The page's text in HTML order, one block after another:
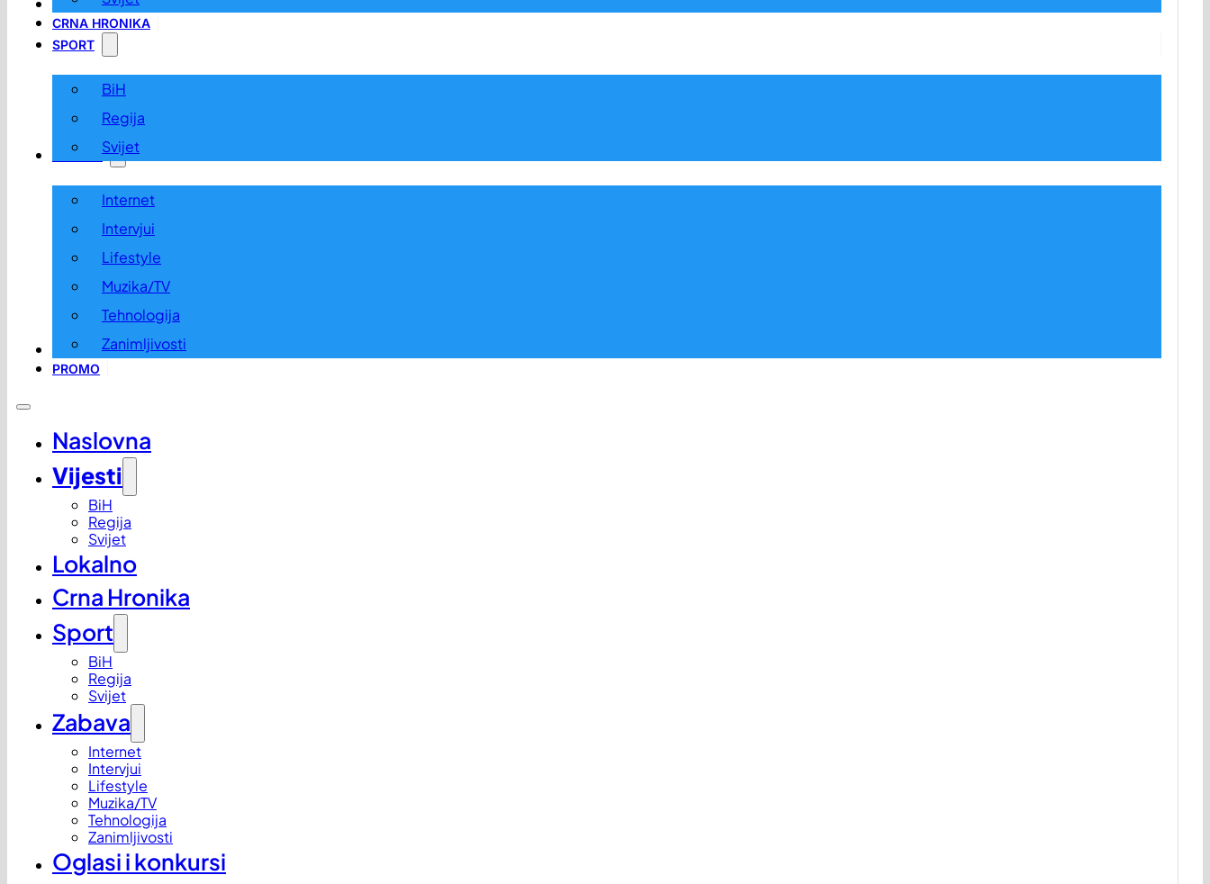
LOKALNO
CRNA HRONIKA
SPORT
BiH
Regija
Svijet
ZABAVA
Internet
Intervjui
Lifestyle
Muzika/TV
Tehnologija
Zanimljivosti
OGLASI I KONKURSI
PROMO
Naslovna
Vijesti
BiH
Regija
Svijet
Lokalno
Crna Hronika
Sport
BiH
Regija
Svijet
Zabava
Internet
Intervjui
Lifestyle
Muzika/TV
Tehnologija
Zanimljivosti
Oglasi i konkursi